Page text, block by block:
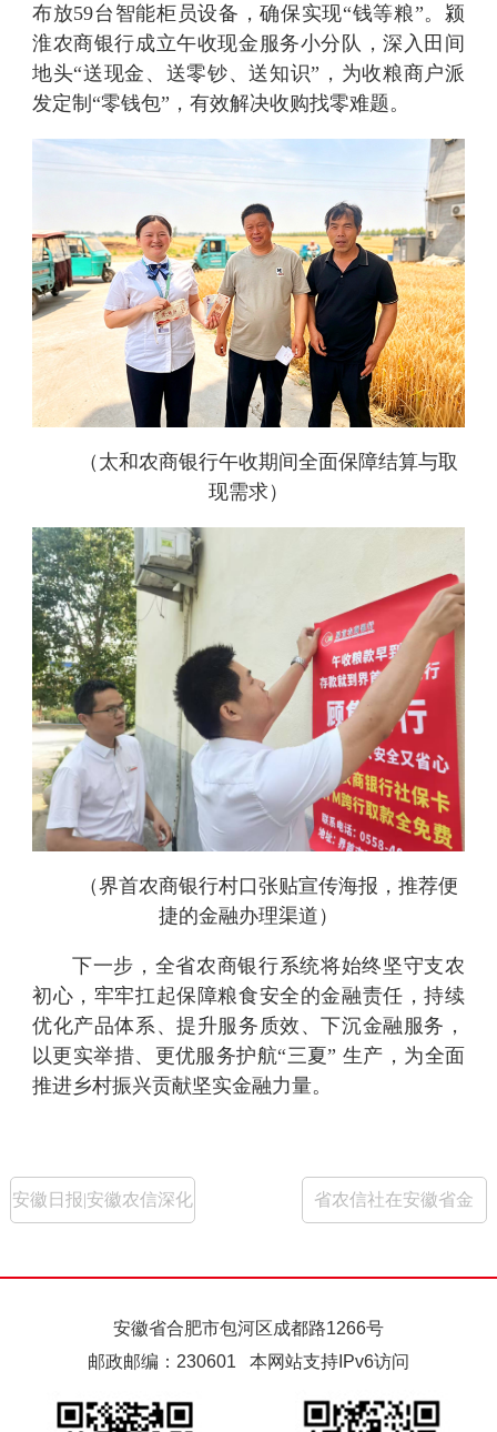
布放59台智能柜员设备，确保实现“钱等粮”。颍
淮农商银行成立午收现金服务小分队，深入田间
地头“送现金、送零钞、送知识”，为收粮商户派
发定制“零钱包”，有效解决收购找零难题。
（太和农商银行午收期间全面保障结算与取
现需求）
（界首农商银行村口张贴宣传海报，推荐便
捷的金融办理渠道）
下一步，全省农商银行系统将始终坚守支农
初心，牢牢扛起保障粮食安全的金融责任，持续
优化产品体系、提升服务质效、下沉金融服务，
以更实举措、更优服务护航“三夏” 生产，为全面
推进乡村振兴贡献坚实金融力量。
安徽日报|安徽农信深化
+”激活金融服务新动能
省农信社在安徽省金
安徽省合肥市包河区成都路1266号
邮政邮编：230601 本网站支持IPv6访问